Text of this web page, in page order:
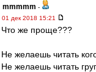
mmmmm -
01 дек 2018 15:21
Что же проще???
Не желаешь читать
Не желаешь читать